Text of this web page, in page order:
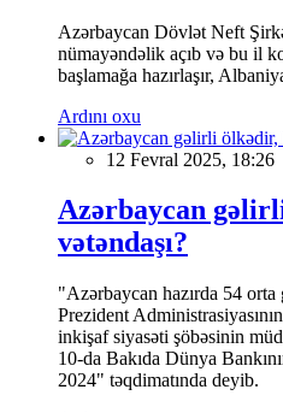
Azərbaycan Dövlət Neft
nümayəndəlik açıb və bu il
başlamağa hazırlaşır,
Ardını oxu
12 Fevral 2025, 18:26
Azərbaycan
vətəndaşı?
"Azərbaycan hazırda 54
Prezident
inkişaf siyasəti şöbəsinin
10-da Bakıda Dünya
2024" təqdimatında deyib.